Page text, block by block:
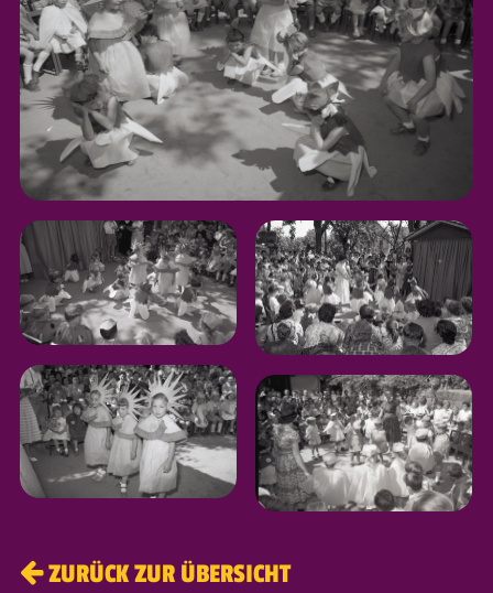
ZURÜCK ZUR ÜBERSICHT